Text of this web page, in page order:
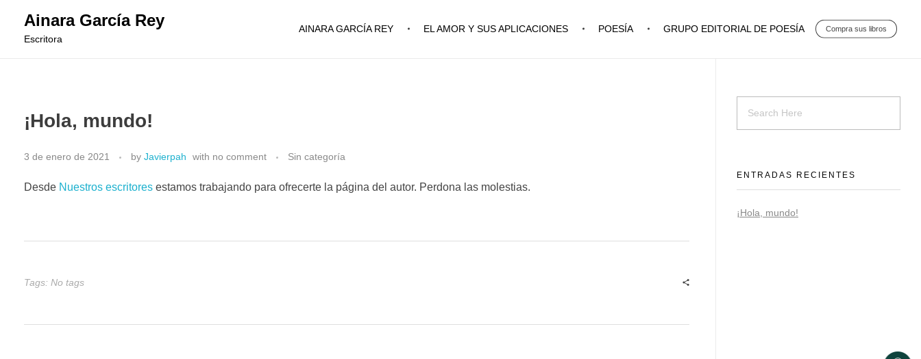
Ainara García Rey
Escritora
Compra sus libros
AINARA GARCÍA REY EL AMOR Y SUS APLICACIONES POESÍA GRUPO EDITORIAL DE POESÍA
¡Hola, mundo!
3 de enero de 2021 by Javierpah with no comment Sin categoría
Desde Nuestros escritores estamos trabajando para ofrecerte la página del autor. Perdona las molestias.
Tags: No tags
ENTRADAS RECIENTES
¡Hola, mundo!